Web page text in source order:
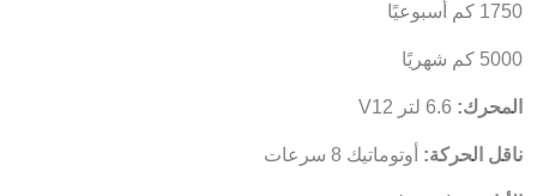
1750 كم أسبوعيًا
5000 كم شهريًا
المحرك:
ناقل الحركة: أوتوماتيك 8 سرعات